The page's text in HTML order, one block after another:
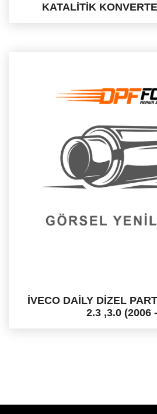
KATALİTİK
İVECO DAİLY DİZEL
2.3 ,3.0 (2006